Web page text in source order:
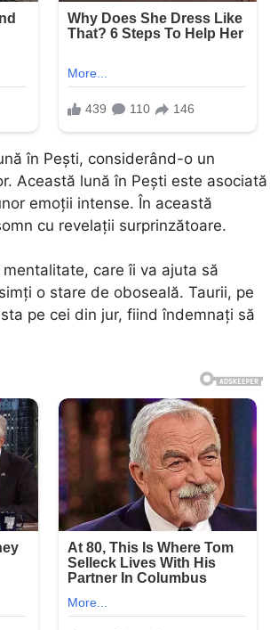
în Pești, considerând-o un
Această lună în Pești este asociată
emoții intense. În această
cu revelații surprinzătoare.
care îi va ajuta să
o stare de oboseală. Taurii, pe
pe cei din jur, fiind îndemnați să